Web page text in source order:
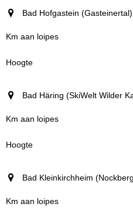
Bad Hofgastein (Gasteinertal)
Bad Häring (SkiWelt Wilder
Bad Kleinkirchheim